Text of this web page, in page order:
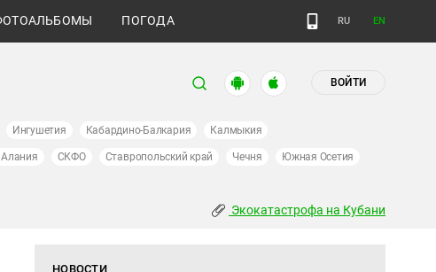
ПОГОДА RU EN
ВОЙТИ
Ингушетия Кабардино-Балкария Калмыкия
Алания СКФО Ставропольский край Чечня Южная Осетия
Экокатастрофа на Кубани
НОВОСТИ